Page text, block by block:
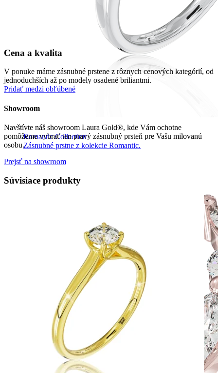
Romantic Collection
Zásnubné prstne z kolekcie Romantic.
Cena a kvalita
V ponuke máme zásnubné prstene z rôznych cenových kategórií, od
jednoduchších až po modely osadené briliantmi.
Pridať medzi obľúbené
Showroom
Navštívte náš showroom Laura Gold®, kde Vám ochotne
pomôžeme vybrať ten pravý zásnubný prsteň pre Vašu milovanú
osobu.
Prejsť na showroom
Súvisiace produkty